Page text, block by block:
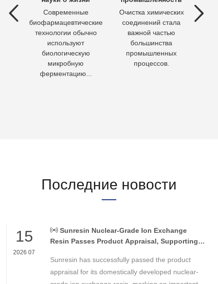
Современные
биофармацевтические
технологии обычно
используют
биологическую
микробную
ферментацию...
Очистка химических
соединений стала
важной частью
большинства
промышленных
процессов.
Последние новости
15
2026 07
Sunresin Nuclear-Grade Ion Exchange
Resin Passes Product Appraisal, Supporting
Control
Sunresin has successfully passed the product
appraisal for its domestically developed nuclear-